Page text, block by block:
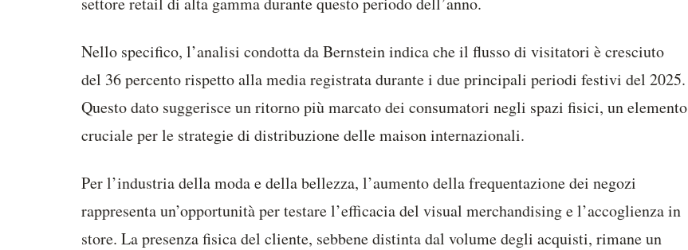
Nello specifico, l’analisi condotta da Bernstein indica che il flusso di visitatori è cresciuto
del 36 percento rispetto alla media registrata durante i due principali periodi festivi del 2025.
Questo dato suggerisce un ritorno più marcato dei consumatori negli spazi fisici, un elemento
cruciale per le strategie di distribuzione delle maison internazionali.
Per l’industria della moda e della bellezza, l’aumento della frequentazione dei negozi
rappresenta un’opportunità per testare l’efficacia del visual merchandising e l’accoglienza in
store. La presenza fisica del cliente, sebbene distinta dal volume degli acquisti, rimane un